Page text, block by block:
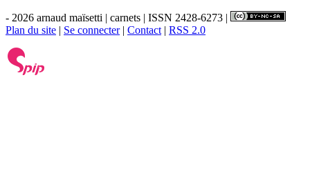
- 2026 arnaud maïsetti | carnets | ISSN 2428-6273 |
Plan du site | Se connecter| Contact | RSS 2.0